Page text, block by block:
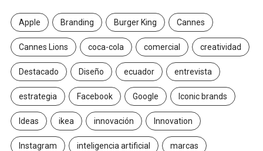
Apple Branding Burger King Cannes
Cannes Lions coca-cola comercial creatividad
Destacado Diseño ecuador entrevista
estrategia Facebook Google Iconic brands
Ideas ikea innovación Innovation
Instagram inteligencia artificial marcas